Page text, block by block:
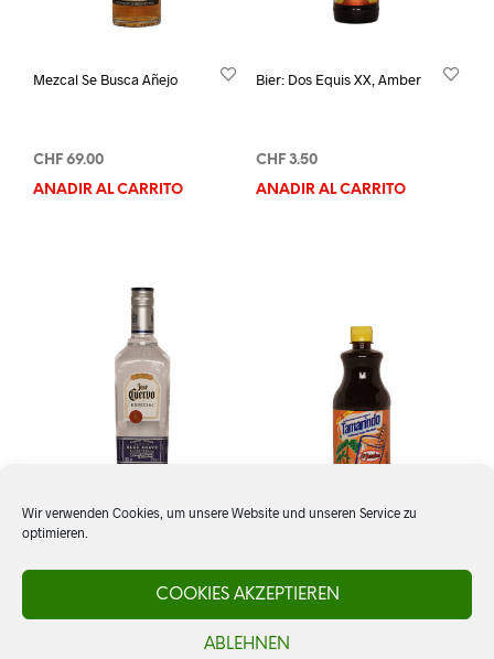
Wir verwenden Cookies, um unsere Website und unseren Service zu
optimieren.
COOKIES AKZEPTIEREN
ABLEHNEN
Mezcal Se Busca Añejo
CHF 69.00
AÑADIR AL CARRITO
Bier: Dos Equis XX, Amber
CHF3.50
AÑADIR AL CARRITO
Especial Silver